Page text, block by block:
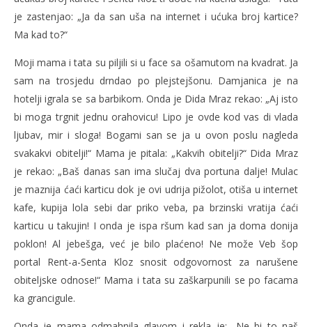
je zastenjao: „Ja da san uša na internet i ućuka broj kartice?
Ma kad to?“
Moji mama i tata su piljili si u face sa ošamutom na kvadrat. Ja
sam na trosjedu drndao po plejstejšonu. Damjanica je na
hotelji igrala se sa barbikom. Onda je Dida Mraz rekao: „Aj isto
bi moga trgnit jednu orahovicu! Lipo je ovde kod vas di vlada
ljubav, mir i sloga! Bogami san se ja u ovon poslu nagleda
svakakvi obitelji!“ Mama je pitala: „Kakvih obitelji?“ Dida Mraz
je rekao: „Baš danas san ima slučaj dva portuna dalje! Mulac
je maznija ćaći karticu dok je ovi udrija pižolot, otiša u internet
kafe, kupija lola sebi dar priko veba, pa brzinski vratija ćaći
karticu u takujin! I onda je ispa ršum kad san ja doma donija
poklon! Al jebešga, već je bilo plaćeno! Ne može Veb šop
portal Rent-a-Senta Kloz snosit odgovornost za narušene
obiteljske odnose!“ Mama i tata su zaškarpunili se po facama
ka grancigule.